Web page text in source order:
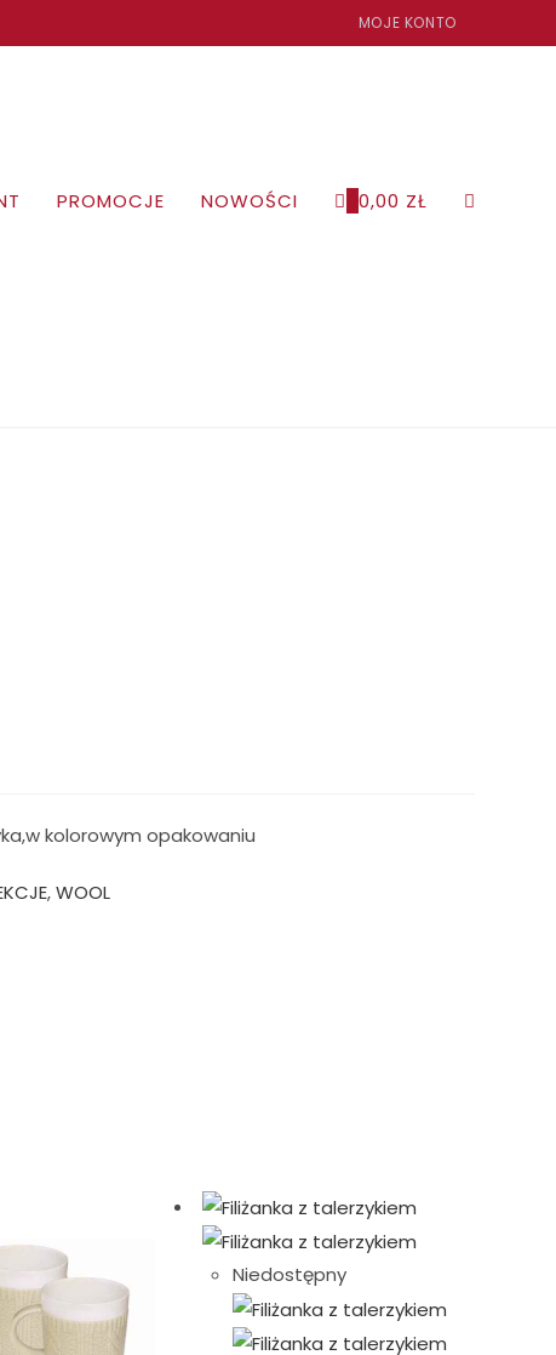
MOJE KONTO
PROMOCJE NOWOŚCI 0,00 ZŁ TOGGLE
kolorowym opakowaniu
,WOOL
Niedostępny